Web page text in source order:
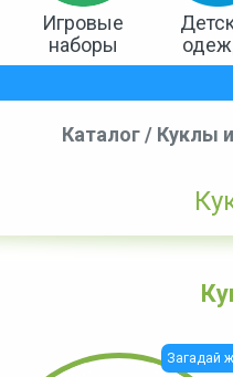
Игровые
наборы
Каталог / Куклы
Загадай